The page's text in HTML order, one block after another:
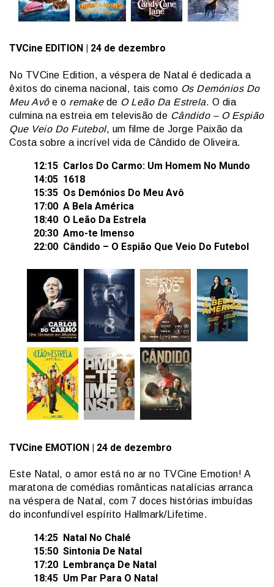
TVCine EDITION | 24 de dezembro
No TVCine Edition, a véspera de Natal é dedicada a
êxitos do cinema nacional, tais como Os Demónios Do
Meu Avô e o remake de O Leão Da Estrela. O dia
culmina na estreia em televisão de Cândido – O Espião
Que Veio Do Futebol, um filme de Jorge Paixão da
Costa sobre a incrível vida de Cândido de Oliveira.
12:15 Carlos Do Carmo: Um Homem No Mundo
14:05 1618
15:35 Os Demónios Do Meu Avô
17:00 A Bela América
18:40 O Leão Da Estrela
20:30 Amo-te Imenso
22:00 Cândido – O Espião Que Veio Do Futebol
TVCine EMOTION | 24 de dezembro
Este Natal, o amor está no ar no TVCine Emotion! A
maratona de comédias românticas natalícias arranca
na véspera de Natal, com 7 doces histórias imbuídas
do inconfundível espírito Hallmark/Lifetime.
14:25 Natal No Chalé
15:50 Sintonia De Natal
17:20 Lembrança De Natal
18:45 Um Par Para O Natal